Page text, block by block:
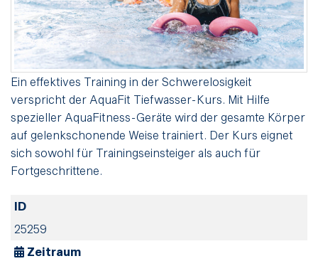
Ein effektives Training in der Schwerelosigkeit
verspricht der AquaFit Tiefwasser-Kurs. Mit Hilfe
spezieller AquaFitness-Geräte wird der gesamte Körper
auf gelenkschonende Weise trainiert. Der Kurs eignet
sich sowohl für Trainingseinsteiger als auch für
Fortgeschrittene.
ID
25259
Zeitraum